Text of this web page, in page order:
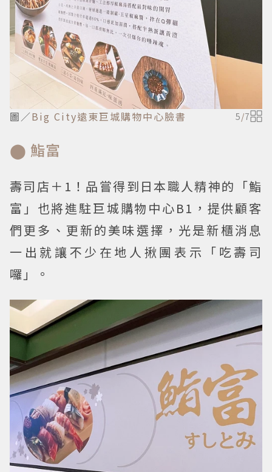
圖／Big City遠東巨城購物中心臉書 5/7
⬤ 鮨富
壽司店＋1！品嘗得到日本職人精神的「鮨
富」也將進駐巨城購物中心B1，提供顧客
們更多、更新的美味選擇，光是新櫃消息
一出就讓不少在地人揪團表示「吃壽司
囉」。